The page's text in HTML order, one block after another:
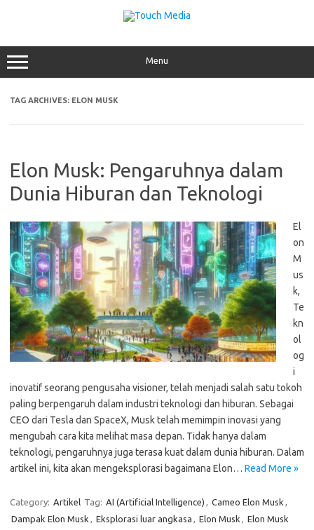
Menu
TAG ARCHIVES: ELON MUSK
Elon Musk: Pengaruhnya dalam
Dunia Hiburan dan Teknologi
El
on
M
us
k,
Te
kn
ol
og
i
inovatif seorang pengusaha visioner, telah menjadi salah satu tokoh
paling berpengaruh dalam industri teknologi dan hiburan. Sebagai
CEO dari Tesla dan SpaceX, Musk telah memimpin inovasi yang
mengubah cara kita melihat masa depan. Tidak hanya dalam
teknologi, pengaruhnya juga terasa kuat dalam dunia hiburan. Dalam
artikel ini, kita akan mengeksplorasi bagaimana Elon… Read More »
Category: Artikel Tag: AI (Artificial Intelligence) , Cameo Elon Musk ,
Dampak Elon Musk , Eksplorasi luar angkasa , Elon Musk , Elon Musk